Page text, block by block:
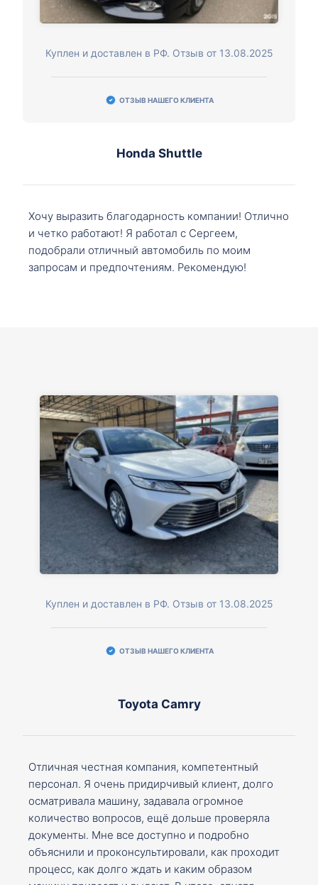
Куплен и доставлен в РФ. Отзыв от 13.08.2025
ОТЗЫВ НАШЕГО КЛИЕНТА
Honda Shuttle
Хочу выразить благодарность компании! Отлично
и четко работают! Я работал с Сергеем,
подобрали отличный автомобиль по моим
запросам и предпочтениям. Рекомендую!
Куплен и доставлен в РФ. Отзыв от 13.08.2025
ОТЗЫВ НАШЕГО КЛИЕНТА
Toyota Camry
Отличная честная компания, компетентный
персонал. Я очень придирчивый клиент, долго
осматривала машину, задавала огромное
количество вопросов, ещё дольше проверяла
документы. Мне все доступно и подробно
объяснили и проконсультировали, как проходит
процесс, как долго ждать и каким образом